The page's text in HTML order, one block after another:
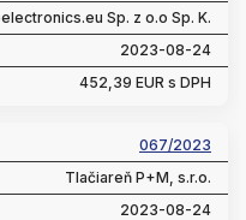
Sp. z o.o Sp. K.
2023-08-24
452,39 EUR s DPH
067/2023
Tlačiareň P+M, s.r.o.
2023-08-24